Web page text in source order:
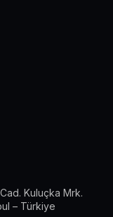
Kuluçka Mrk.
– Türkiye